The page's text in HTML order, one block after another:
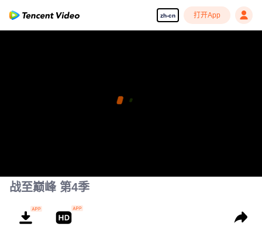
zh-cn 打开App
战至巅峰 第4季